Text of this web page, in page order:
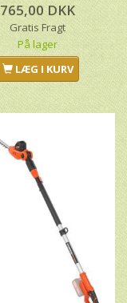
765,00 DKK
Gratis Fragt
På lager
LÆG I KURV